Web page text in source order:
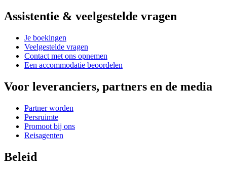
Assistentie & veelgestelde vragen
Je boekingen
Veelgestelde vragen
Contact met ons opnemen
Een accommodatie beoordelen
Voor leveranciers, partners en de media
Partner worden
Persruimte
Promoot bij ons
Reisagenten
Beleid